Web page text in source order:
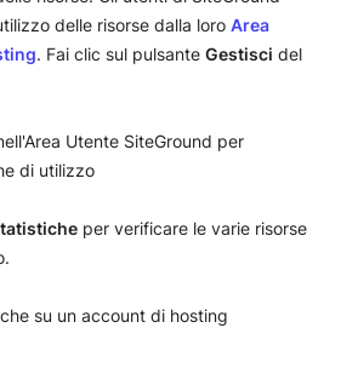
delle risorse dalla loro Area
. Fai clic sul pulsante Gestisci del
per verificare le varie risorse